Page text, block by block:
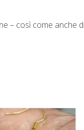
– così come